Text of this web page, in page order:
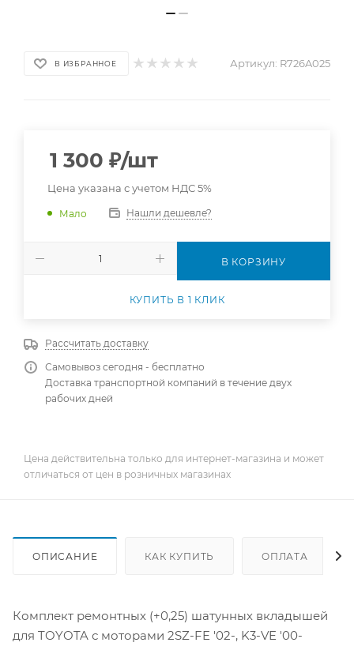
В ИЗБРАННОЕ Артикул: R726A025
1 300 ₽/шт
Цена указана с учетом НДС 5%
Мало Нашли дешевле?
В КОРЗИНУ
КУПИТЬ В 1 КЛИК
Рассчитать доставку
Самовывоз сегодня - бесплатно
Доставка транспортной компаний в течение двух
рабочих дней
Цена действительна только для интернет-магазина и может
отличаться от цен в розничных магазинах
ОПИСАНИЕ КАК КУПИТЬ ОПЛАТА
Комплект ремонтных (+0,25) шатунных вкладышей
для TOYOTA с моторами 2SZ-FE '02-, K3-VE '00-